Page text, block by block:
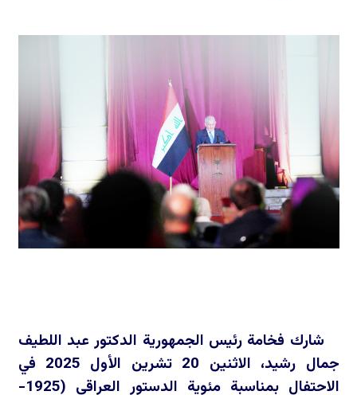
شارك فخامة رئيس الجمهورية الدكتور عبد اللطيف
جمال رشيد، الاثنين 20 تشرين الأول 2025 في
الاحتفال بمناسبة مئوية الدستور العراقي (1925-